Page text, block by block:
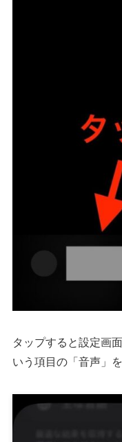
タップすると設定画
いう項目の「音声」